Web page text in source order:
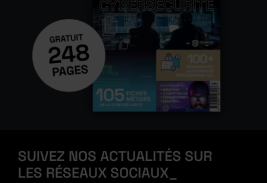
SUIVEZ NOS ACTUALITÉS SUR
LES RÉSEAUX SOCIAUX